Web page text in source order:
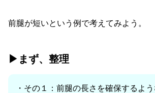
前腿が短いという例で考えてみよう。
▶︎まず、整理
・その１：前腿の長さを確保するよ